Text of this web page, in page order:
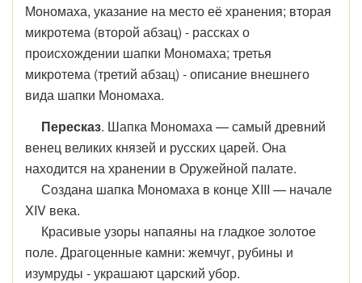
Мономаха, указание на место её хранения; вторая
микротема (второй абзац) - рассках о
происхождении шапки Мономаха; третья
микротема (третий абзац) - описание внешнего
вида шапки Мономаха.
Пересказ. Шапка Мономаха — самый древний
венец великих князей и русских царей. Она
находится на хранении в Оружейной палате.
Создана шапка Мономаха в конце XIII — начале
XIV века.
Красивые узоры напаяны на гладкое золотое
поле. Драгоценные камни: жемчуг, рубины и
изумруды - украшают царский убор.